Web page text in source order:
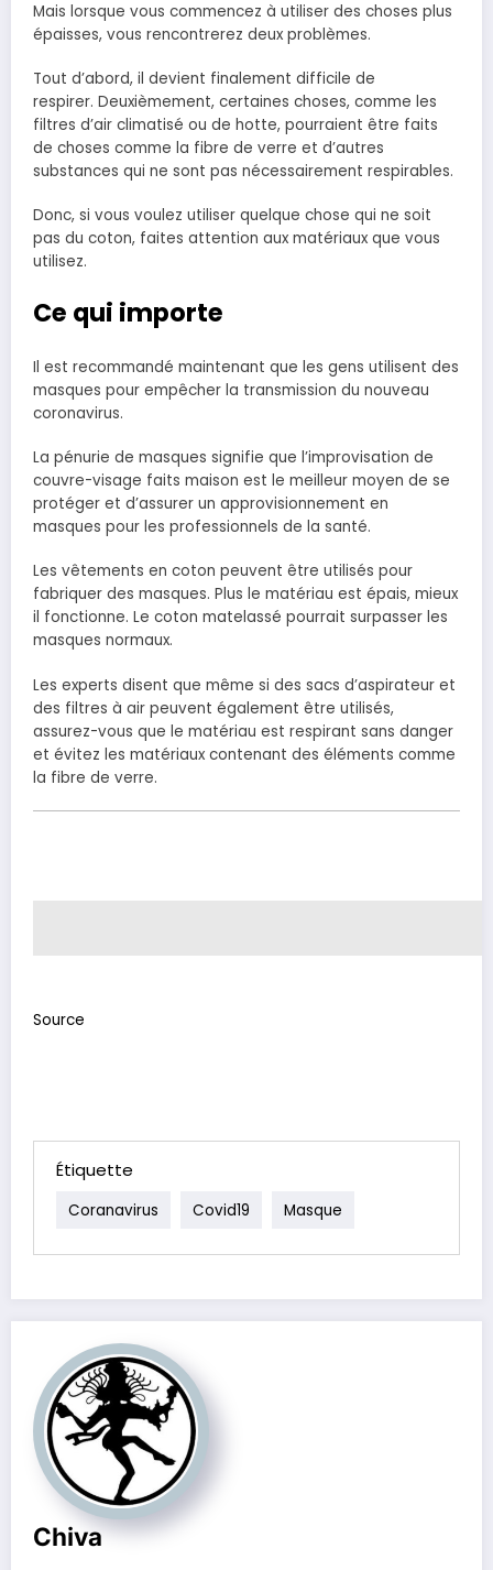
Mais lorsque vous commencez à utiliser des choses plus
épaisses, vous rencontrerez deux problèmes.
Tout d’abord, il devient finalement difficile de
respirer. Deuxièmement, certaines choses, comme les
filtres d’air climatisé ou de hotte, pourraient être faits
de choses comme la fibre de verre et d’autres
substances qui ne sont pas nécessairement respirables.
Donc, si vous voulez utiliser quelque chose qui ne soit
pas du coton, faites attention aux matériaux que vous
utilisez.
Ce qui importe
Il est recommandé maintenant que les gens utilisent des
masques pour empêcher la transmission du nouveau
coronavirus.
La pénurie de masques signifie que l’improvisation de
couvre-visage faits maison est le meilleur moyen de se
protéger et d’assurer un approvisionnement en
masques pour les professionnels de la santé.
Les vêtements en coton peuvent être utilisés pour
fabriquer des masques. Plus le matériau est épais, mieux
il fonctionne. Le coton matelassé pourrait surpasser les
masques normaux.
Les experts disent que même si des sacs d’aspirateur et
des filtres à air peuvent également être utilisés,
assurez-vous que le matériau est respirant sans danger
et évitez les matériaux contenant des éléments comme
la fibre de verre.
Source
Étiquette
Coranavirus Covid19 Masque
Chiva